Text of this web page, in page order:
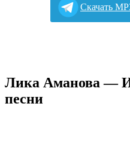
Cкачать
Лика Аманова —
песни